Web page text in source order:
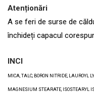
Atenționări
A se feri de surse de
închideți capacul
INCI
MICA, TALC, BORON NITRIDE, LAUROYL
MAGNESIUM STEARATE, ISOSTEARYL